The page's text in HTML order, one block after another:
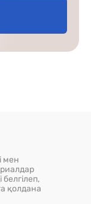
мен
қолдана